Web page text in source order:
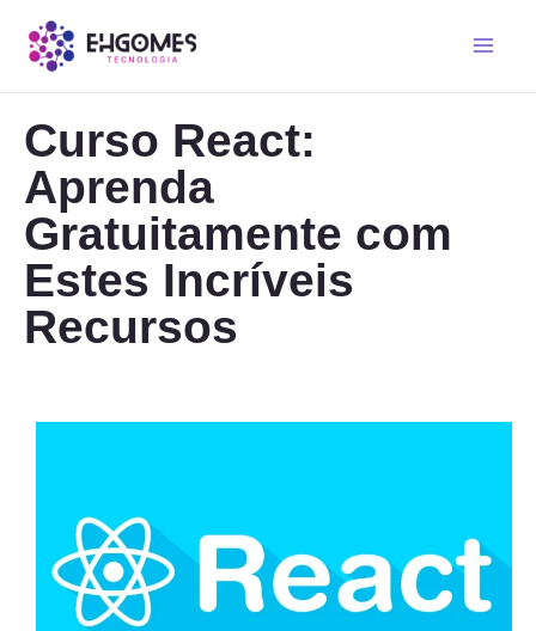
Curso React:
Aprenda
Gratuitamente com
Estes Incríveis
Recursos